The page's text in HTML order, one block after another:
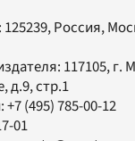
Россия,
117105, г.
д.9, стр.1
+7 (495) 785-00-12
01